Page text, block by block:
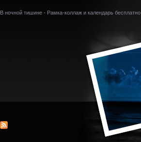
В ночной тишине - Рамка-коллаж и календарь бесплатно